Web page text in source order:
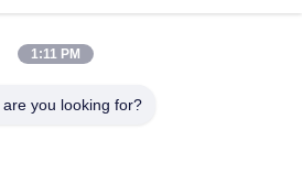
1:11 PM
you looking for?